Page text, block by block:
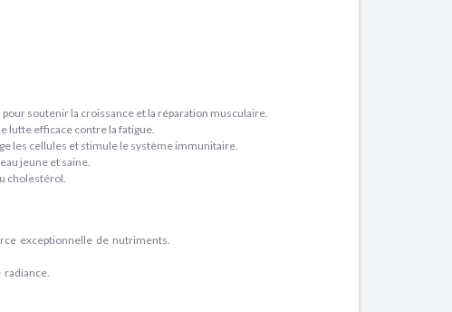
soutenir la croissance et la réparation musculaire.
lutte efficace contre la fatigue.
les cellules et stimule le système immunitaire.
jeune et saine.
cholestérol.
exceptionnelle de nutriments.